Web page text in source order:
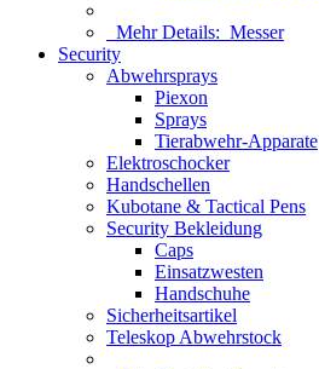
Mehr Details: Messer
Security
Abwehrsprays
Piexon
Sprays
Tierabwehr-Apparate
Elektroschocker
Handschellen
Kubotane & Tactical Pens
Security Bekleidung
Caps
Einsatzwesten
Handschuhe
Sicherheitsartikel
Teleskop Abwehrstock